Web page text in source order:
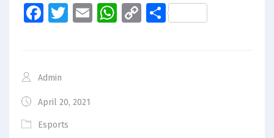
Facebook
Twitter
EmailWhatsApp
CopyShare
Admin
April 20, 2021
Esports